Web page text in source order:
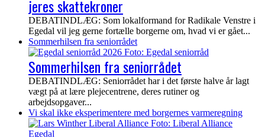
jeres skattekroner
DEBATINDLÆG: Som lokalformand for Radikale Venstre i
Egedal vil jeg gerne fortælle borgerne om, hvad vi er gået...
Sommerhilsen fra seniorrådet
Sommerhilsen fra seniorrådet
DEBATINDLÆG: Seniorrådet har i det første halve år lagt
vægt på at lære plejecentrene, deres rutiner og
arbejdsopgaver...
Vi skal ikke eksperimentere med borgernes varmeregning